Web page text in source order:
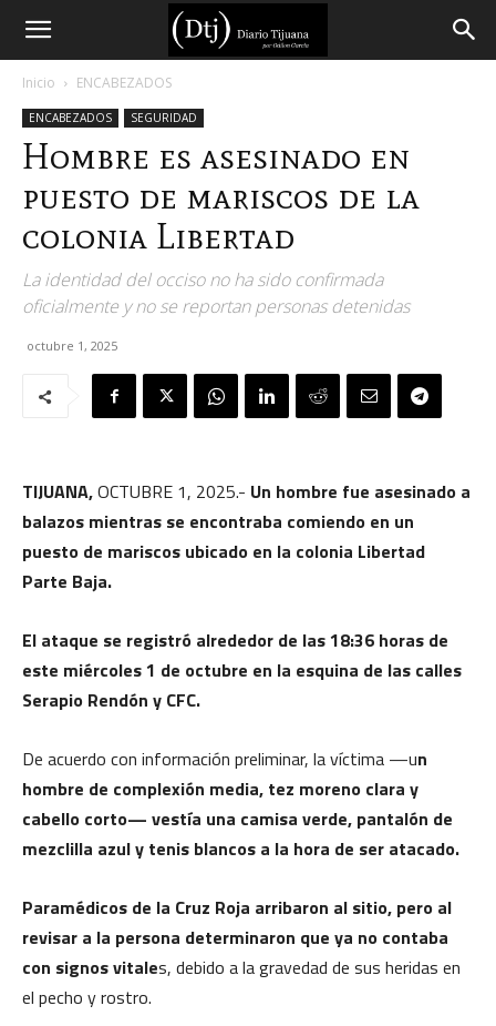
Diario
Tijuana
Inicio ENCABEZADOS
ENCABEZADOS SEGURIDAD
Hombre es asesinado en
puesto de mariscos de la
colonia Libertad
La identidad del occiso no ha sido confirmada
oficialmente y no se reportan personas detenidas
octubre 1, 2025
TIJUANA,OCTUBRE 1, 2025.- Un hombre fue asesinado a
balazos mientras se encontraba comiendo en un
puesto de mariscos ubicado en la colonia Libertad
Parte Baja.
El ataque se registró alrededor de las 18:36 horas de
este miércoles 1 de octubre en la esquina de las calles
Serapio Rendón y CFC.
De acuerdo con información preliminar, la víctima —un
hombre de complexión media, tez moreno clara y
cabello corto— vestía una camisa verde, pantalón de
mezclilla azul y tenis blancos a la hora de ser atacado.
Paramédicos de la Cruz Roja arribaron al sitio, pero al
revisar a la persona determinaron que ya no contaba
con signos vitales, debido a la gravedad de sus heridas en
el pecho y rostro.